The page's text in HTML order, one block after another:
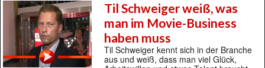
Til Schweiger weiß, was
man im Movie-Business
haben muss
Til Schweiger kennt sich in der Branche
aus und weiß, dass man viel Glück,